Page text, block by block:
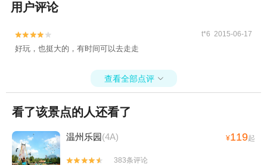
用户评论

 t*6 2015-06-17
好玩，也挺大的，有时间可以去走走
查看全部点评 
看了该景点的人还看了
温州乐园(4A) ¥119起


383条评论